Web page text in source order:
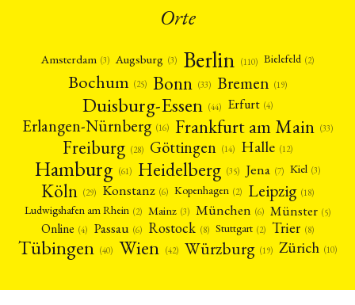
Orte
Amsterdam (3) Augsburg (3) Berlin (110) Bielefeld (2)
Bochum (25) Bonn (33) Bremen (19)
Duisburg-Essen (44) Erfurt (4)
Erlangen-Nürnberg (16) Frankfurt am Main (33)
Freiburg (28) Göttingen (14) Halle (12)
Hamburg (61) Heidelberg (35) Jena (7) Kiel (3)
Köln (29) Konstanz (6) Kopenhagen (2) Leipzig (18)
Ludwigshafen am Rhein (2) Mainz (3) München (6) Münster (5)
Online (4) Passau (6) Rostock (8) Stuttgart (2) Trier (8)
Tübingen (40) Wien (42) Würzburg (19) Zürich (10)